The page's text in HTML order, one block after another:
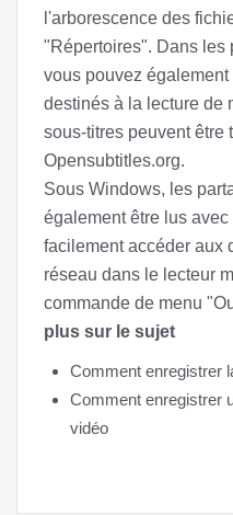
l'arborescence des
"Répertoires". Dans les
vous pouvez
destinés à la lecture de
sous-titres peuvent être
Opensubtitles.org.
Sous Windows, les
également être lus
facilement accéder aux
réseau dans le lecteur
commande de menu
plus sur le sujet
Comment enregistrer
Comment enregistrer
vidéo